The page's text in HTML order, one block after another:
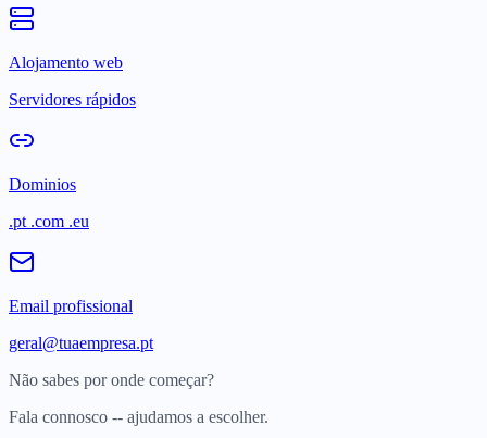
Alojamento web
Servidores rápidos
Dominios
.pt .com .eu
Email profissional
geral@tuaempresa.pt
Não sabes por onde começar?
Fala connosco -- ajudamos a escolher.